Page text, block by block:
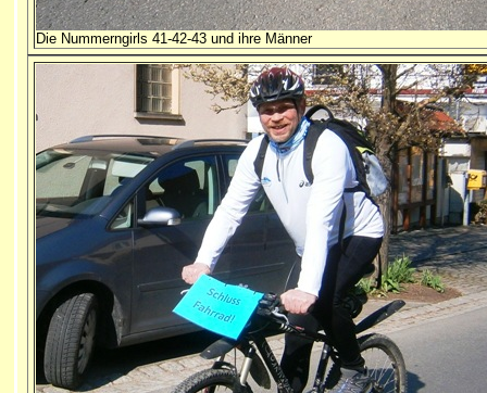
Die Nummerngirls 41-42-43 und ihre Männer